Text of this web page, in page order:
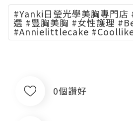
#Yanki日瑩光學美胸專門店
選 #豐胸美胸 #女性護理
#Annielittlecake
0個讚好